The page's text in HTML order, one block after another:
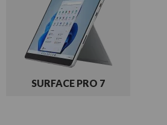
SURFACE PRO 7